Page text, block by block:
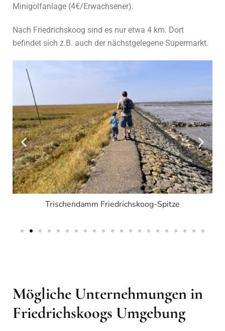
Minigolfanlage (4€/Erwachsener).
Nach Friedrichskoog sind es nur etwa 4 km. Dort
befindet sich z.B. auch der nächstgelegene Supermarkt.
Trischendamm Friedrichskoog-Spitze
Mögliche Unternehmungen in
Friedrichskoogs Umgebung